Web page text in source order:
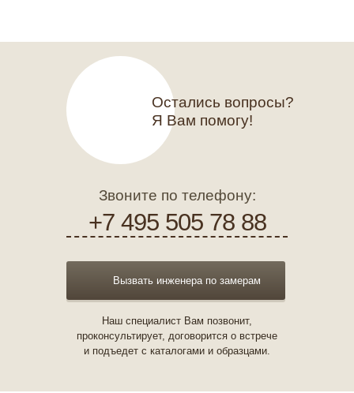
Остались вопросы?
Я Вам помогу!
Звоните по телефону:
+7 495 505 78 88
Вызвать инженера по замерам
Наш специалист Вам позвонит,
проконсультирует, договорится о встрече
и подъедет с каталогами и образцами.